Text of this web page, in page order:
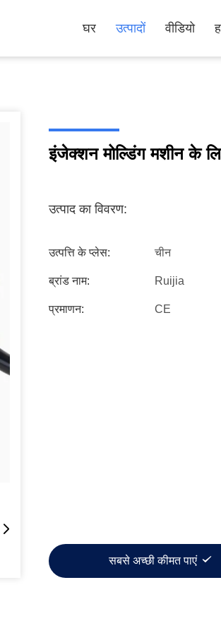
घर उत्पादों वीडियो
इंजेक्शन मोल्डिंग मशीन के
उत्पाद का विवरण:
उत्पत्ति के प्लेस: चीन
ब्रांड नाम: Ruijia
प्रमाणन: CE
सबसे अच्छी कीमत पाएं